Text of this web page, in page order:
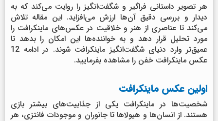
هر تصویر داستانی فراگیر و شگفت‌انگیز را روایت می‌کند که به
دیدار و بررسی دقیق آن‌ها ارزش می‌افزاید. این مقاله تلاش
می‌کند تا عناصری از هنر و خلاقیت در عکس‌های ماینکرافت را
مورد تحلیل قرار دهد و به خواننده‌ها این امکان را بدهد تا
عمیق‌تر وارد دنیای شگفت‌انگیز ماینکرافت شوند. در ادامه 12
عکس ماینکرافت خفن را مشاهده بفرمایید.
اولین عکس ماینکرافت
شخصیت‌ها در ماینکرافت یکی از جذابیت‌های بیشتر بازی
هستند. از انسان‌ها و هیولاها تا جانوران و موجودات فانتزی، هر